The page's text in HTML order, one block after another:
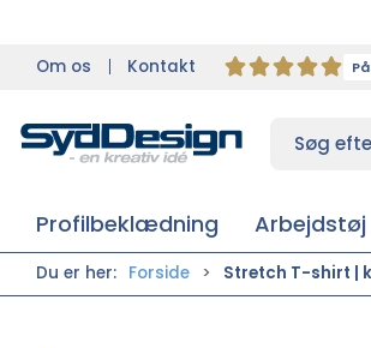
Om os Kontakt
Profilbeklædning Arbejdstøj
Du er her: Forside Stretch T-shirt |